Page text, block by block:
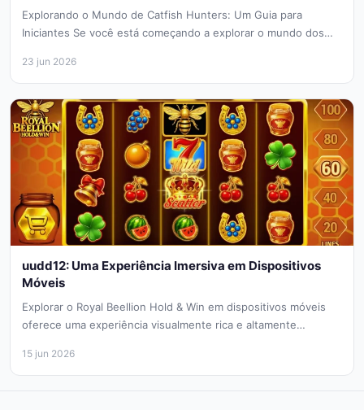
Explorando o Mundo de Catfish Hunters: Um Guia para
Iniciantes Se você está começando a explorar o mundo dos
23 jun 2026
uudd12: Uma Experiência Imersiva em Dispositivos
Móveis
Explorar o Royal Beellion Hold & Win em dispositivos móveis
oferece uma experiência visualmente rica e altamente
15 jun 2026